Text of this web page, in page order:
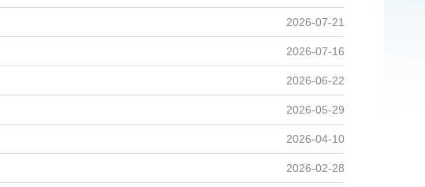
2026-07-21
2026-07-16
2026-06-22
2026-05-29
2026-04-10
2026-02-28